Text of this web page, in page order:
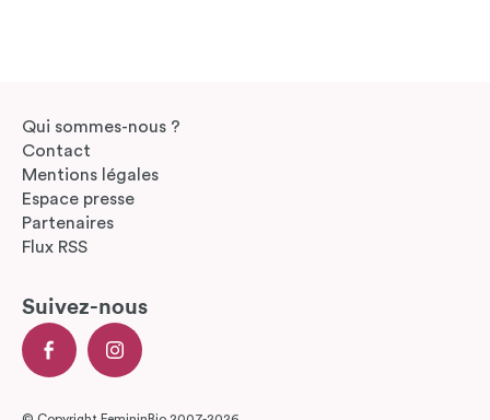
Qui sommes-nous ?
Contact
Mentions légales
Espace presse
Partenaires
Flux RSS
Suivez-nous